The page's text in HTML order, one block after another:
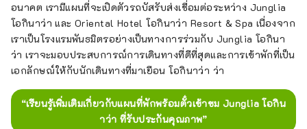
อนาคต เรามีแผนที่จะเปิดตัวรถบัสรับส่งเชื่อมต่อระหว่าง Junglia
โอกินาว่า และ Oriental Hotel โอกินาว่า Resort & Spa เนื่องจาก
เราเป็นโรงแรมพันธมิตรอย่างเป็นทางการร่วมกับ Junglia โอกินา
ว่า เราจะมอบประสบการณ์การเดินทางที่ดีที่สุดและการเข้าพักที่เป็น
เอกลักษณ์ให้กับนักเดินทางที่มาเยือน โอกินาว่า ว่า
“เรียนรู้เพิ่มเติมเกี่ยวกับแผนที่พักพร้อมตั๋วเข้าชม Junglia โอกิน
าว่า ที่รับประกันคุณภาพ”